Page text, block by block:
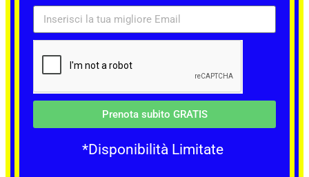
Prenota subito GRATIS
*Disponibilità Limitate